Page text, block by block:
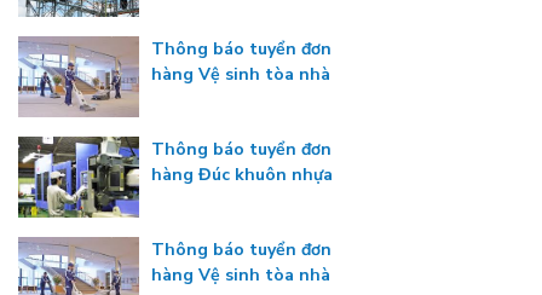
Thông báo tuyển đơn
hàng Vệ sinh tòa nhà
Thông báo tuyển đơn
hàng Đúc khuôn nhựa
Thông báo tuyển đơn
hàng Vệ sinh tòa nhà